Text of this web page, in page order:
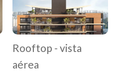
Rooftop - vista
aérea